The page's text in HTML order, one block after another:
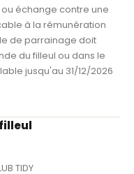
échange contre une
à la rémunération
de parrainage doit
du filleul ou dans le
jusqu'au 31/12/2026
TIDY